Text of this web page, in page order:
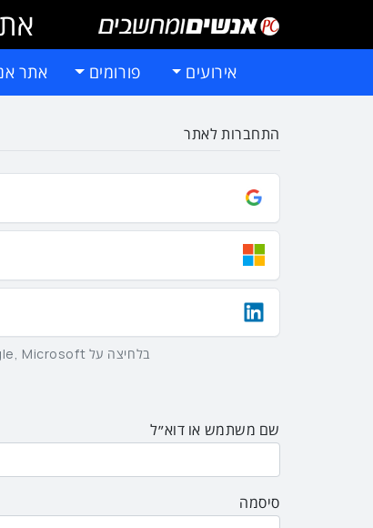
אירועים פורומים אתר
התחברות לאתר
בלחיצה על Google, Microsoft וLinkedIn באמצעות הכפתורים שלמעלה אתם מסכימים ל
שם משתמש או דוא״ל
סיסמה